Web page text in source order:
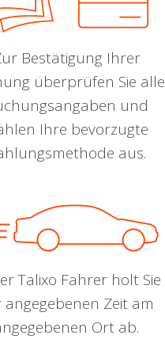
Bestätigung Ihrer
überprüfen Sie alle
und
Ihre bevorzugte
aus.
Talixo Fahrer holt Sie
angegebenen Zeit am
Ort ab.